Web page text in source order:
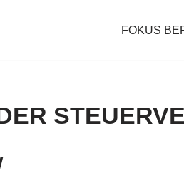
FOKUS